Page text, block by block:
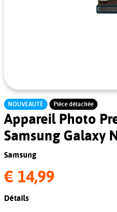
NOUVEAUTÉ Pièce détachée
Appareil Photo
Samsung Galaxy
Samsung
€ 14,99
Détails